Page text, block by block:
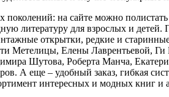
поколений: на сайте можно
литературу для взрослых и
открытки, редкие и
Метелицы, Елены
Шутова, Роберта Манча,
А еще – удобный заказ, гибкая
интересных и модных книг и